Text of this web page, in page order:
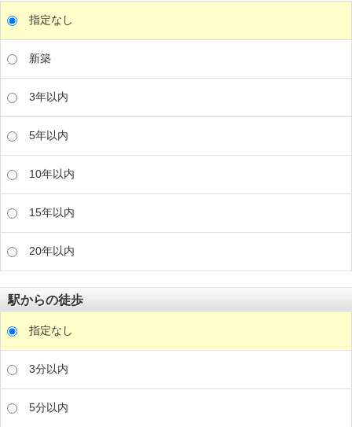
指定なし
新築
3年以内
5年以内
10年以内
15年以内
20年以内
駅からの徒歩
指定なし
3分以内
5分以内